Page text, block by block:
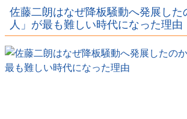
選手とラブラブ
流出ｗｗｗｗｗ
ｗｗｗｗ
性とラブラブ写
真流出ｗｗｗｗ
ｗｗｗ
佐藤二朗はなぜ降板騒動へ発展した
人」が最も難しい時代になった理由